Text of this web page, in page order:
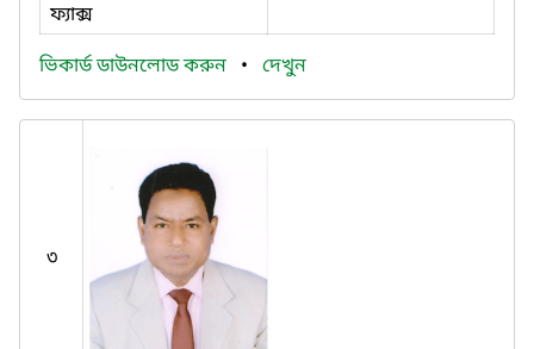
ফ্যাক্স
ভিকার্ড ডাউনলোড করুন • দেখুন
৩